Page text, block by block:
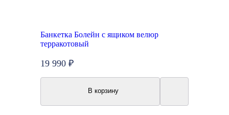
Банкетка Болейн с ящиком велюр
терракотовый
19 990 ₽
В корзину